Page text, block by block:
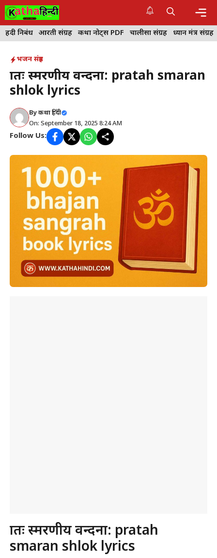
Skip
to
content
हिंदी निबंध आरती संग्रह कथा नोट्स PDF चालीसा संग्रह ध्यान मंत्र संग्रह
भजन संग्रह
प्रातः स्मरणीय वन्दना: pratah smaran
shlok lyrics
Byकथा हिंदी
On: September 18, 2025 8:24 AM
Follow Us:
प्रातः स्मरणीय वन्दना: pratah
smaran shlok lyrics